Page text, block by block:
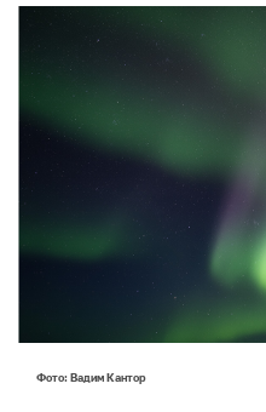
Фото: Вадим Кантор